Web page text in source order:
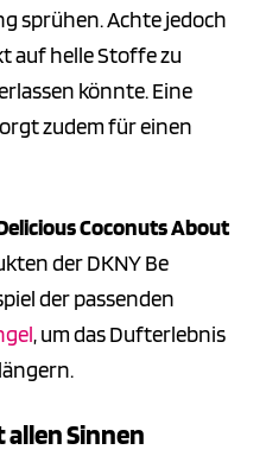
sprühen. Achte jedoch
auf helle Stoffe zu
könnte. Eine
zudem für einen
Coconuts About
der DKNY Be
der passenden
, um das Dufterlebnis
allen Sinnen